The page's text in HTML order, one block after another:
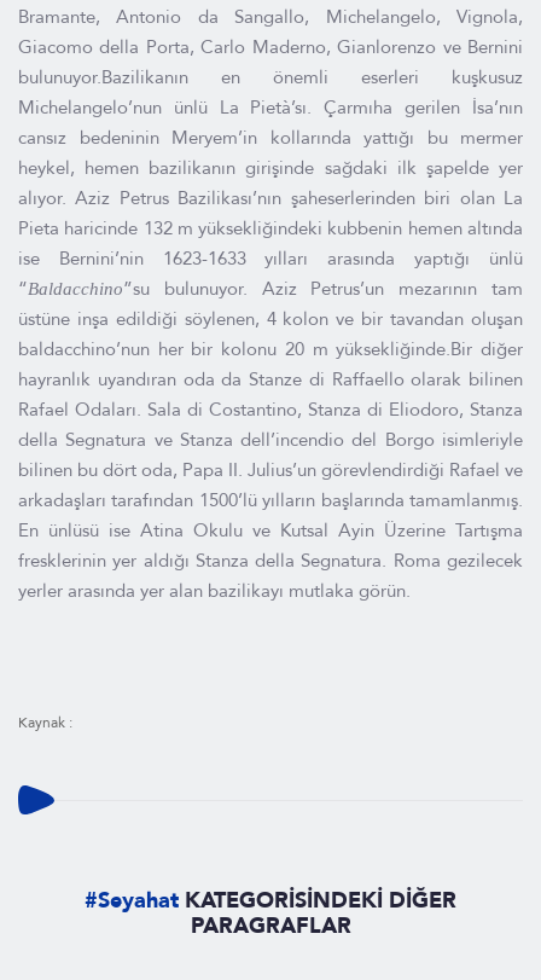
Bramante, Antonio da Sangallo, Michelangelo, Vignola,
Giacomo della Porta, Carlo Maderno, Gianlorenzo ve Bernini
bulunuyor.Bazilikanın en önemli eserleri kuşkusuz
Michelangelo’nun ünlü La Pietà’sı. Çarmıha gerilen İsa’nın
cansız bedeninin Meryem’in kollarında yattığı bu mermer
heykel, hemen bazilikanın girişinde sağdaki ilk şapelde yer
alıyor. Aziz Petrus Bazilikası’nın şaheserlerinden biri olan La
Pieta haricinde 132 m yüksekliğindeki kubbenin hemen altında
ise Bernini’nin 1623-1633 yılları arasında yaptığı ünlü
“Baldacchino”su bulunuyor. Aziz Petrus’un mezarının tam
üstüne inşa edildiği söylenen, 4 kolon ve bir tavandan oluşan
baldacchino’nun her bir kolonu 20 m yüksekliğinde.Bir diğer
hayranlık uyandıran oda da Stanze di Raffaello olarak bilinen
Rafael Odaları. Sala di Costantino, Stanza di Eliodoro, Stanza
della Segnatura ve Stanza dell’incendio del Borgo isimleriyle
bilinen bu dört oda, Papa II. Julius’un görevlendirdiği Rafael ve
arkadaşları tarafından 1500’lü yılların başlarında tamamlanmış.
En ünlüsü ise Atina Okulu ve Kutsal Ayin Üzerine Tartışma
fresklerinin yer aldığı Stanza della Segnatura. Roma gezilecek
yerler arasında yer alan bazilikayı mutlaka görün.
Kaynak :
#Seyahat KATEGORİSİNDEKİ DİĞER
PARAGRAFLAR